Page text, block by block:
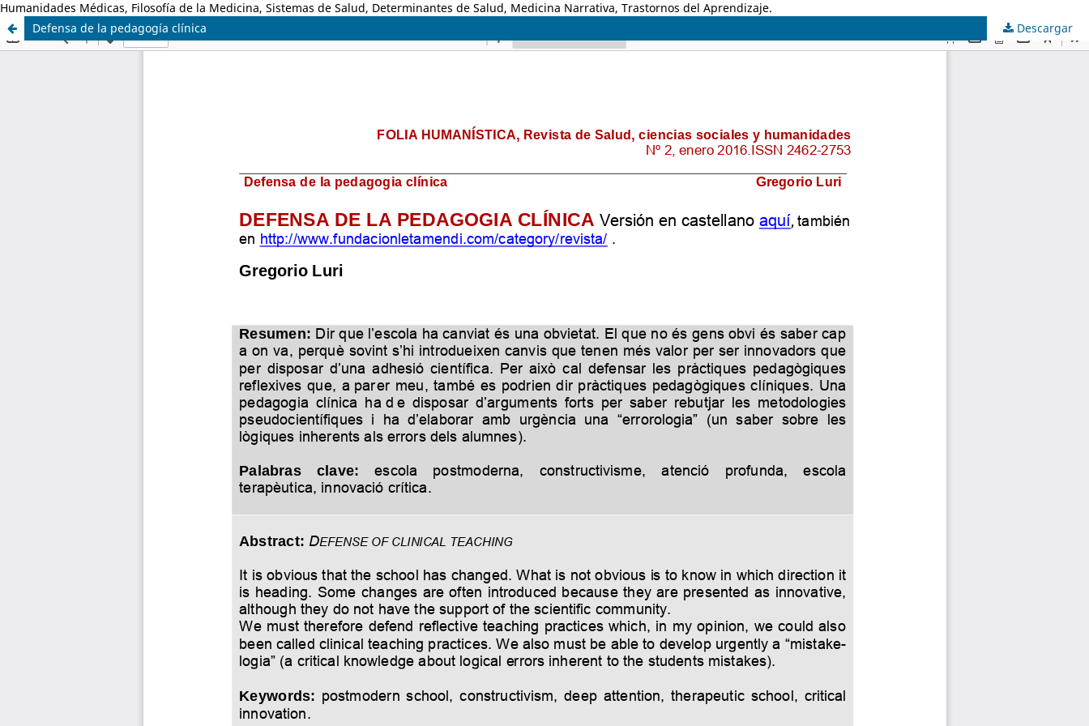
Humanidades Médicas, Filosofía de la Medicina, Sistemas de Salud, Determinantes de Salud, Medicina Narrativa, Trastornos del Aprendizaje.
Defensa de la pedagogía clínica
Descargar